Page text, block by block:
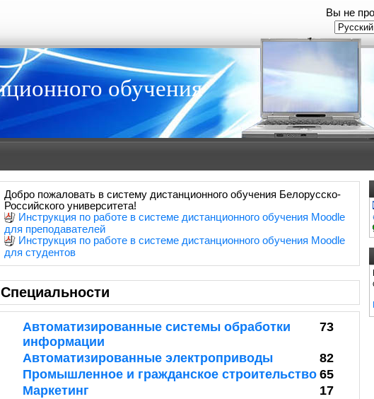
Вы не
обучения
Добро пожаловать в систему дистанционного обучения Белорусско-
Российского университета!
Инструкция по работе в системе дистанционного обучения Moodle
для преподавателей
Инструкция по работе в системе дистанционного обучения Moodle
для студентов
Специальности
Автоматизированные системы обработки
информации
73
Автоматизированные электроприводы
82
Промышленное и гражданское строительство 65
Маркетинг
17